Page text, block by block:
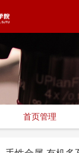
首页管理